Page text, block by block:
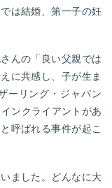
は結婚、第一子の妊
んの「良い父親では
に共感し、子が生ま
ーリング・ジャパン
ンクライアントがあ
呼ばれる事件が起こ
ました。どんなに大